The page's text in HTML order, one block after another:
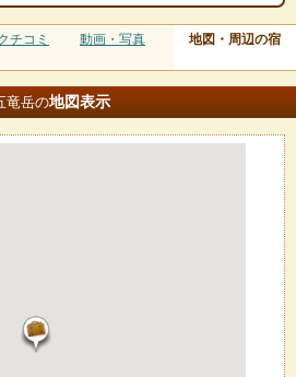
チコミ 動画・写真 地図・周辺の宿
竜岳の地図表示